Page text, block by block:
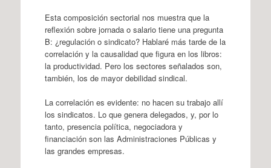
Esta composición sectorial nos muestra que la
reflexión sobre jornada o salario tiene una pregunta
B: ¿regulación o sindicato? Hablaré más tarde de la
correlación y la causalidad que figura en los libros:
la productividad. Pero los sectores señalados son,
también, los de mayor debilidad sindical.
La correlación es evidente: no hacen su trabajo allí
los sindicatos. Lo que genera delegados, y, por lo
tanto, presencia política, negociadora y
financiación son las Administraciones Públicas y
las grandes empresas.